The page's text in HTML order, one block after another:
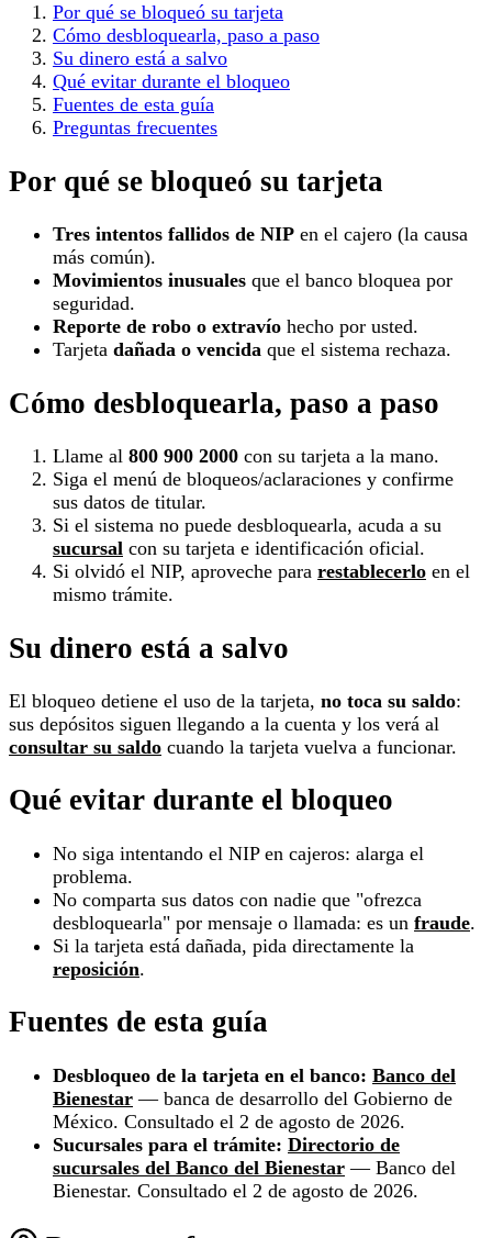
Por qué se bloqueó su tarjeta
Cómo desbloquearla, paso a paso
Su dinero está a salvo
Qué evitar durante el bloqueo
Fuentes de esta guía
Preguntas frecuentes
Por qué se bloqueó su tarjeta
Tres intentos fallidos de NIP en el cajero (la causa
más común).
Movimientos inusuales que el banco bloquea por
seguridad.
Reporte de robo o extravío hecho por usted.
Tarjeta dañada o vencida que el sistema rechaza.
Cómo desbloquearla, paso a paso
Llame al 800 900 2000 con su tarjeta a la mano.
Siga el menú de bloqueos/aclaraciones y confirme
sus datos de titular.
Si el sistema no puede desbloquearla, acuda a su
sucursal con su tarjeta e identificación oficial.
Si olvidó el NIP, aproveche para restablecerlo en el
mismo trámite.
Su dinero está a salvo
El bloqueo detiene el uso de la tarjeta, no toca su saldo:
sus depósitos siguen llegando a la cuenta y los verá al
consultar su saldo cuando la tarjeta vuelva a funcionar.
Qué evitar durante el bloqueo
No siga intentando el NIP en cajeros: alarga el
problema.
No comparta sus datos con nadie que "ofrezca
desbloquearla" por mensaje o llamada: es un fraude.
Si la tarjeta está dañada, pida directamente la
reposición.
Fuentes de esta guía
Desbloqueo de la tarjeta en el banco: Banco del
Bienestar — banca de desarrollo del Gobierno de
México. Consultado el 2 de agosto de 2026.
Sucursales para el trámite: Directorio de
sucursales del Banco del Bienestar — Banco del
Bienestar. Consultado el 2 de agosto de 2026.